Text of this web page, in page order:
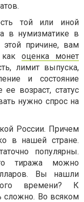
той или иной
в нумизматике в
этой причине, вам
какоценка монет
лимит выпуска,
и состояние
возраст, статус
нужно спрос на
России. Причем
в нашей стране.
популярны.
тиража можно
Вы нашли
времени? К
сложно. Во всяком